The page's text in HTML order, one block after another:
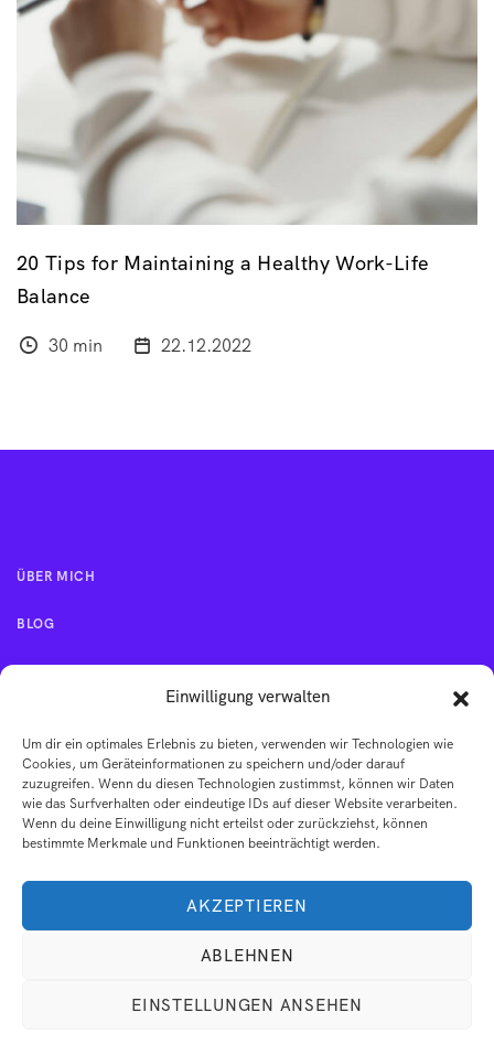
Einwilligung verwalten
Um dir ein optimales Erlebnis zu bieten, verwenden wir Technologien wie
Cookies, um Geräteinformationen zu speichern und/oder darauf
zuzugreifen. Wenn du diesen Technologien zustimmst, können wir Daten
wie das Surfverhalten oder eindeutige IDs auf dieser Website verarbeiten.
Wenn du deine Einwilligung nicht erteilst oder zurückziehst, können
bestimmte Merkmale und Funktionen beeinträchtigt werden.
AKZEPTIEREN
ABLEHNEN
EINSTELLUNGEN ANSEHEN
20 Tips for Maintaining a Healthy Work-Life
Balance
30 min 22.12.2022
ÜBER MICH
BLOG
IMPRESSUM
AGB
DATENSCHUTZERKLÄRUNG